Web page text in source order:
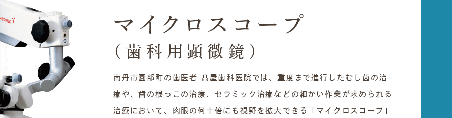
マイクロスコープ
（歯科用顕微鏡）
南丹市園部町の歯医者 髙屋歯科医院では、重度まで進行したむし歯の治
療や、歯の根っこの治療、セラミック治療などの細かい作業が求められる
治療において、肉眼の何十倍にも視野を拡大できる「マイクロスコープ」